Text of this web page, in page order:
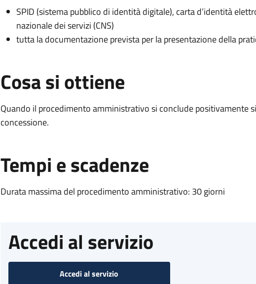
SPID (sistema pubblico di identità digitale), carta d’identità
nazionale dei servizi (CNS)
tutta la documentazione prevista per la presentazione della
Cosa si ottiene
Quando il procedimento amministrativo si conclude positivamente
concessione.
Tempi e scadenze
Durata massima del procedimento amministrativo: 30 giorni
Accedi al servizio
Accedi al servizio